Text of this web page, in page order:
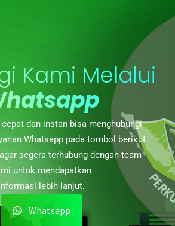
Kami Melalui
dan instan bisa menghubungi
Whatsapp pada tombol berikut
segera terhubung dengan team
untuk mendapatkan
lebih lanjut.
Whatsapp